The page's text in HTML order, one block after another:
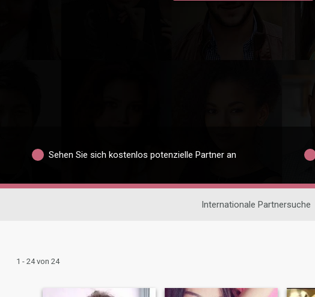
Sehen Sie sich kostenlos potenzielle Partner an
Internationale Partnersuche
1 - 24 von 24